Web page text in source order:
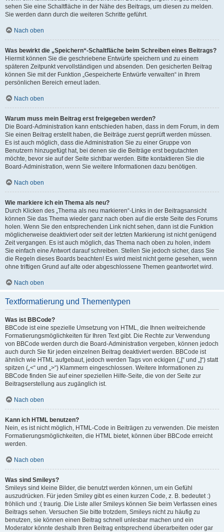
sehen Sie eine Schaltfläche in der Nähe des Beitrags, um diesen zu melden.
Sie werden dann durch die weiteren Schritte geführt.
Nach oben
Was bewirkt die „Speichern“-Schaltfläche beim Schreiben eines Beitrags?
Hiermit können Sie die geschriebene Entwürfe speichern und zu einem
späteren Zeitpunkt vervollständigen und absenden. Den gesicherten Beitrag
können Sie mit der Funktion „Gespeicherte Entwürfe verwalten“ in Ihrem
persönlichen Bereich erneut laden.
Nach oben
Warum muss mein Beitrag erst freigegeben werden?
Die Board-Administration kann entschieden haben, dass in dem Forum, in dem
Sie einen Beitrag erstellt haben, die Beiträge zuerst geprüft werden müssen.
Es ist auch möglich, dass die Administration Sie zu einer Gruppe von
Benutzern hinzugefügt hat, bei denen sie die Beiträge erst begutachten
möchte, bevor sie auf der Seite sichtbar werden. Bitte kontaktieren Sie die
Board-Administration, wenn Sie weitere Informationen dazu benötigen.
Nach oben
Wie markiere ich ein Thema als neu?
Durch Klicken des „Thema als neu markieren“-Links in der Beitragsansicht
können Sie das Thema wieder ganz nach oben auf die erste Seite des Forums
holen. Wenn Sie den entsprechenden Link nicht sehen, dann ist die Funktion
möglicherweise deaktiviert oder seit der letzten Markierung ist nicht genügend
Zeit vergangen. Es ist auch möglich, das Thema nach oben zu holen, indem
Sie einfach eine Antwort darauf schreiben. Stellen Sie jedoch sicher, dass Sie
die Regeln dieses Boards beachten! Es wird meist nicht gerne gesehen, wenn
ohne triftigen Grund auf alte oder abgeschlossene Themen geantwortet wird.
Nach oben
Textformatierung und Thementypen
Was ist BBCode?
BBCode ist eine spezielle Umsetzung von HTML, die Ihnen weitreichende
Formatierungsmöglichkeiten für Ihren Text gibt. Die Rechte zur Verwendung
von BBCode werden durch die Board-Administration vergeben, können jedoch
auch durch Sie für jeden einzelnen Beitrag deaktiviert werden. BBCode ist
ähnlich wie HTML aufgebaut, jedoch werden Tags von eckigen („[“ und „]“) statt
spitzen („<“ und „>“) Klammern eingeschlossen. Weitere Informationen zu
BBCode finden Sie auf einer speziellen Hilfe-Seite, die von der Seite zur
Beitragserstellung aus zugänglich ist.
Nach oben
Kann ich HTML benutzen?
Nein, es ist nicht möglich, HTML-Code in Beiträgen zu verwenden. Die meisten
Formatierungsmöglichkeiten, die HTML bietet, können über BBCode erreicht
werden.
Nach oben
Was sind Smileys?
Smileys sind kleine Bilder, die benutzt werden können, um ein Gefühl
auszudrücken. Für jeden Smiley gibt es einen kurzen Code, z. B. bedeutet :)
fröhlich und :( traurig. Die Liste aller Smileys können Sie beim Verfassen eines
Beitrags sehen. Versuchen Sie bitte trotzdem, Smileys nicht zu häufig zu
benutzen, sie können einen Beitrag schnell unlesbar machen und ein
Moderator könnte deshalb Ihren Beitrag entsprechend überarbeiten oder gar